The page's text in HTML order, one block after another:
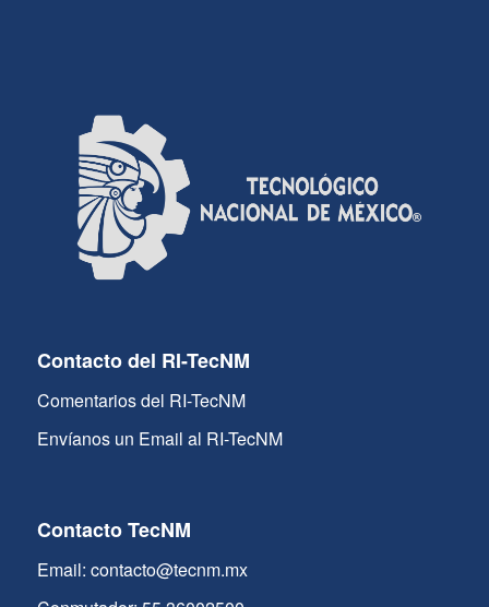
Contacto del RI-TecNM
Comentarios del RI-TecNM
Envíanos un Email al RI-TecNM
Contacto TecNM
Email: contacto@tecnm.mx